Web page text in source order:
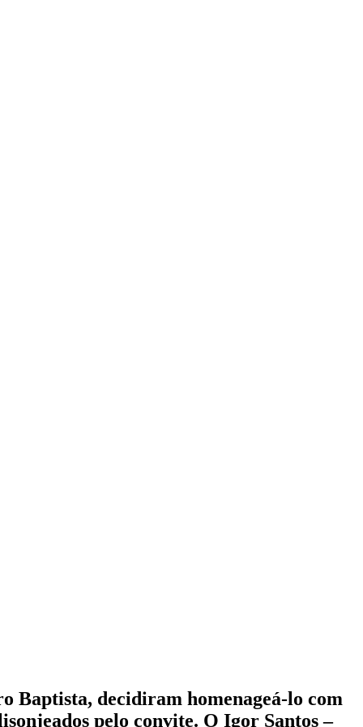
Baptista, decidiram homenageá-lo com
pelo convite. O Igor Santos –